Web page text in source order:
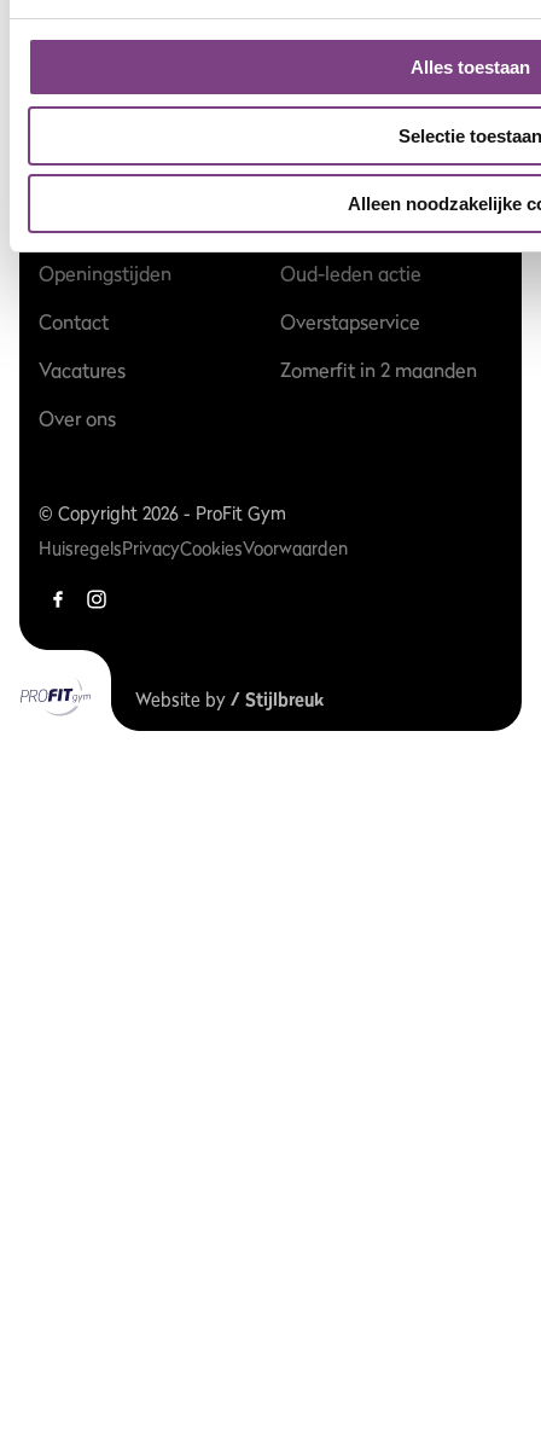
Alles toestaan
Selectie toestaan
Alleen noodzakelijke
Sportschool Hardenberg
Sportschool Zwolle Zuid
Blog
Veelgestelde vragen
Openingstijden
Contact
Vacatures
Over ons
Gymlessen
Bedrijfsfitness
Oud-leden actie
Overstapservice
Zomerfit in 2 maanden
© Copyright 2026 - ProFit Gym
HuisregelsPrivacyCookiesVoorwaarden
Website by/ Stijlbreuk